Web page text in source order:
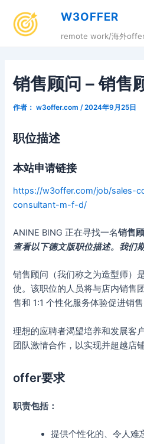
W3OFFER
remote work/海外
销售顾问 – 销售
作者： w3offer.com /2024年9月25日
职位描述
本站申请链接
https://w3offer.com/job/sales-
consultant-m-f-d/
ANINE BING 正在寻找一名销售
查看以下德文版职位描述。我们
销售顾问（我们称之为造型师）
使。该职位的人员将与店内销售
售和 1:1 个性化服务体验促进销售
理想的应聘者渴望培养和发展客
团队激情合作，以实现并超越店
offer要求
职责包括：
提供个性化的、令人难